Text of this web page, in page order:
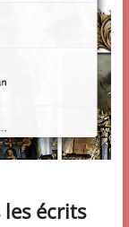
les écrits